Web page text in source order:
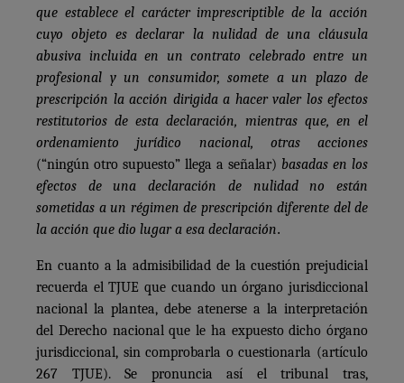
que establece el carácter imprescriptible de la acción
cuyo objeto es declarar la nulidad de una cláusula
abusiva incluida en un contrato celebrado entre un
profesional y un consumidor, somete a un plazo de
prescripción la acción dirigida a hacer valer los efectos
restitutorios de esta declaración, mientras que, en el
ordenamiento jurídico nacional, otras acciones
(“ningún otro supuesto” llega a señalar) basadas en los
efectos de una declaración de nulidad no están
sometidas a un régimen de prescripción diferente del de
la acción que dio lugar a esa declaración.
En cuanto a la admisibilidad de la cuestión prejudicial
recuerda el TJUE que cuando un órgano jurisdiccional
nacional la plantea, debe atenerse a la interpretación
del Derecho nacional que le ha expuesto dicho órgano
jurisdiccional, sin comprobarla o cuestionarla (artículo
267 TJUE). Se pronuncia así el tribunal tras,